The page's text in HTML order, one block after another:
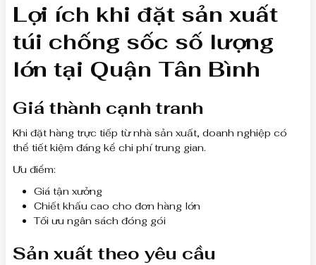
Lợi ích khi đặt sản xuất
túi chống sốc số lượng
lớn tại Quận Tân Bình
Giá thành cạnh tranh
Khi đặt hàng trực tiếp từ nhà sản xuất, doanh nghiệp có
thể tiết kiệm đáng kể chi phí trung gian.
Ưu điểm:
Giá tận xưởng
Chiết khấu cao cho đơn hàng lớn
Tối ưu ngân sách đóng gói
Sản xuất theo yêu cầu